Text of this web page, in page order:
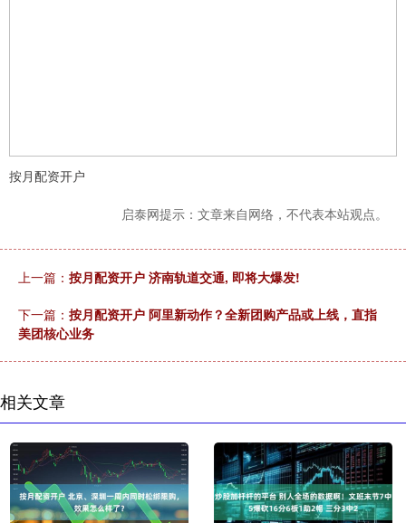
按月配资开户
启泰网提示：文章来自网络，不代表本站观点。
上一篇： 按月配资开户 济南轨道交通, 即将大爆发!
下一篇： 按月配资开户 阿里新动作？全新团购产品或上线，直指
美团核心业务
相关文章